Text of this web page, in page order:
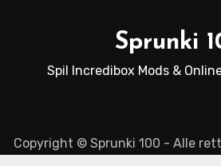
Sprunki
Spil Incredibox Mods &
Copyright © Sprunki 100 - Alle